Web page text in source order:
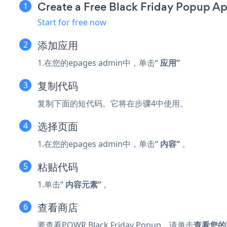
Create a Free Black Friday Popup
Start for free now
添加应用
1.在您的epages admin中，单击“应用”
复制代码
复制下面的短代码。它将在步骤4中使用。
选择页面
1.在您的epages admin中，单击“ 内容” 。
粘贴代码
1.单击“ 内容元素” 。
查看商店